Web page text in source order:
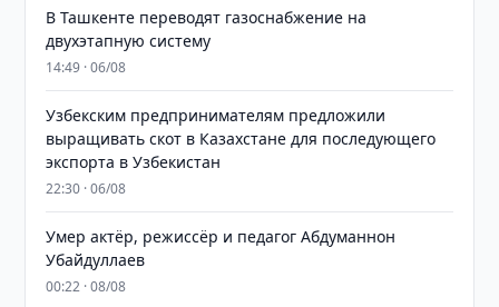
В Ташкенте переводят газоснабжение на
двухэтапную систему
14:49 · 06/08
Узбекским предпринимателям предложили
выращивать скот в Казахстане для последующего
экспорта в Узбекистан
22:30 · 06/08
Умер актёр, режиссёр и педагог Абдуманнон
Убайдуллаев
00:22 · 08/08